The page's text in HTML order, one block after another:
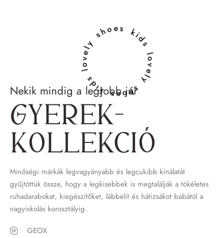
Nekik mindig a legjobb jár
Gyerek­
kollekció
Minőségi márkák legvagyányabb és legcukibb kínálatát
gyűjtöttük össze, hogy a legkisebbek is megtalálják a tökéletes
ruhadarabokat, kiegészítőket, lábbelit és hátizsákot babától a
nagyiskolás korosztályig.
GEOX
lovely shoes kids lovely shoes kids